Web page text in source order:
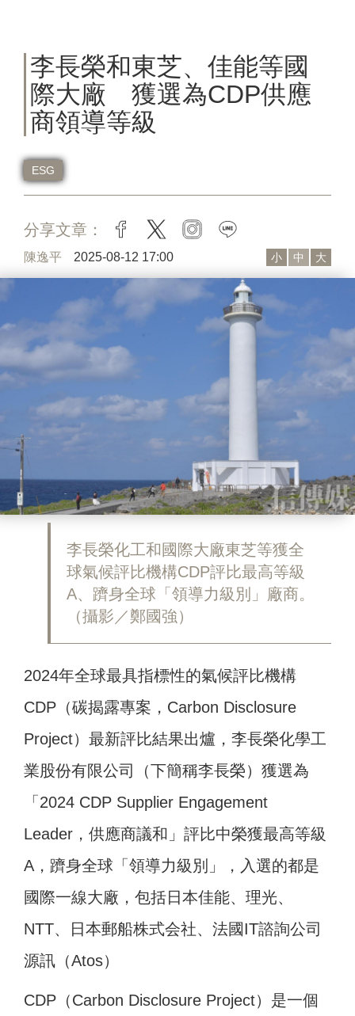
李長榮和東芝、佳能等國
際大廠 獲選為CDP供應
商領導等級
ESG
分享文章： facebook
twitter instagram
陳逸平 2025-08-12 17:00 小 中 大
李長榮化工和國際大廠東芝等獲全
球氣候評比機構CDP評比最高等級
A、躋身全球「領導力級別」廠商。
（攝影／鄭國強）
2024年全球最具指標性的氣候評比機構
CDP（碳揭露專案，Carbon Disclosure
Project）最新評比結果出爐，李長榮化學工
業股份有限公司（下簡稱李長榮）獲選為
「2024 CDP Supplier Engagement
Leader，供應商議和」評比中榮獲最高等級
A，躋身全球「領導力級別」，入選的都是
國際一線大廠，包括日本佳能、理光、
NTT、日本郵船株式会社、法國IT諮詢公司
源訊（Atos）
CDP（Carbon Disclosure Project）是一個